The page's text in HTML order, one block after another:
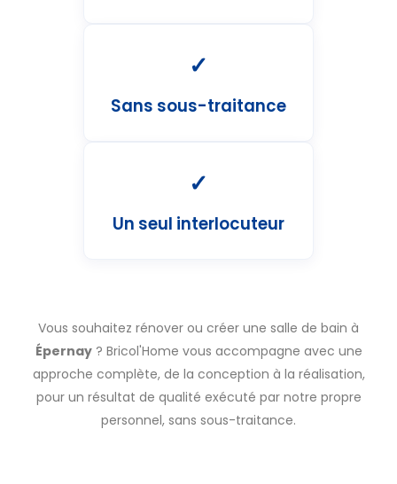
✓
Sans sous-traitance
✓
Un seul interlocuteur
Vous souhaitez rénover ou créer une salle de bain à
Épernay? Bricol'Home vous accompagne avec une
approche complète, de la conception à la réalisation,
pour un résultat de qualité exécuté par notre propre
personnel, sans sous-traitance.